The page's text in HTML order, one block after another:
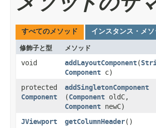
すべてのメソッド インスタンス・メソ
修飾子と型 メソッド
void addLayoutComponent​(
Component c)
protected
Component
addSingletonComponent
(Component oldC,
Component newC)
JViewport getColumnHeader()